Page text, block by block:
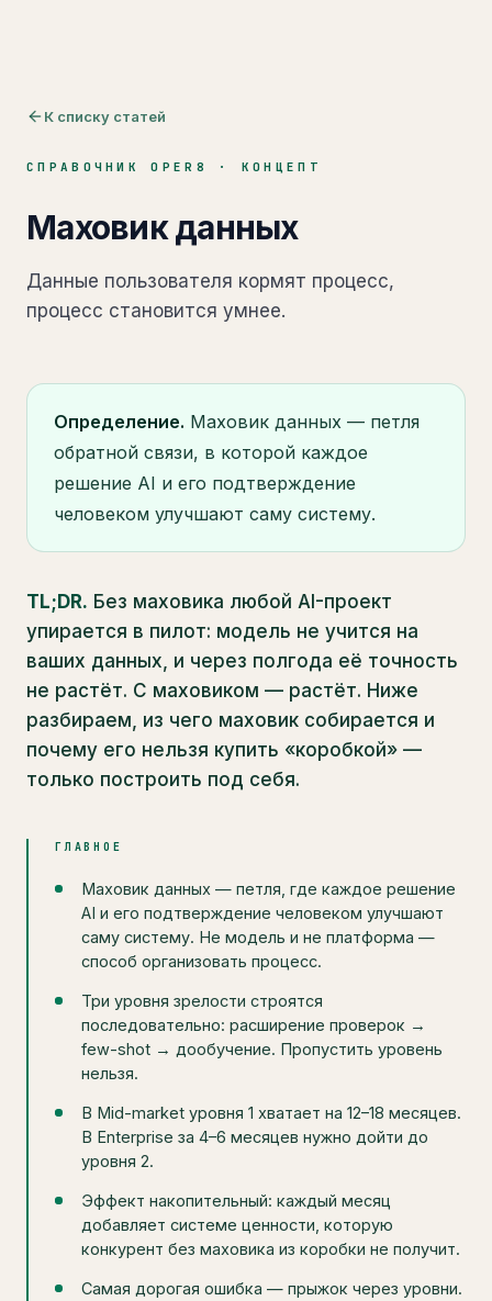
К списку статей
СПРАВОЧНИК OPER8 · КОНЦЕПТ
Маховик данных
Данные пользователя кормят процесс,
процесс становится умнее.
Определение. Маховик данных — петля
обратной связи, в которой каждое
решение AI и его подтверждение
человеком улучшают саму систему.
TL;DR. Без маховика любой AI-проект
упирается в пилот: модель не учится на
ваших данных, и через полгода её точность
не растёт. С маховиком — растёт. Ниже
разбираем, из чего маховик собирается и
почему его нельзя купить «коробкой» —
только построить под себя.
ГЛАВНОЕ
Маховик данных — петля, где каждое решение
AI и его подтверждение человеком улучшают
саму систему. Не модель и не платформа —
способ организовать процесс.
Три уровня зрелости строятся
последовательно: расширение проверок →
few-shot → дообучение. Пропустить уровень
нельзя.
В Mid-market уровня 1 хватает на 12–18 месяцев.
В Enterprise за 4–6 месяцев нужно дойти до
уровня 2.
Эффект накопительный: каждый месяц
добавляет системе ценности, которую
конкурент без маховика из коробки не получит.
Самая дорогая ошибка — прыжок через уровни.